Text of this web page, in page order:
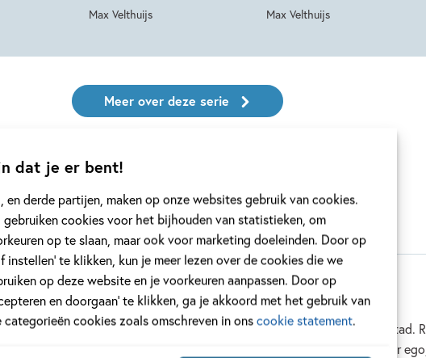
dat je er bent!
en derde partijen, maken op onze websites gebruik van cookies.
gebruiken cookies voor het bijhouden van statistieken, om
op te slaan, maar ook voor marketing doeleinden. Door op
instellen’ te klikken, kun je meer lezen over de cookies die we
op deze website en je voorkeuren aanpassen. Door op
en doorgaan’ te klikken, ga je akkoord met het gebruik van
categorieën cookies zoals omschreven in onscookie statement.
Max Velthuijs Max Velthuijs
Meer over deze serie
1923 geboren in Den Haag en overleed 25 januari 2005 in dezelfde stad.
scholen en bibliotheken over de hele wereld. Kikker was zijn alter